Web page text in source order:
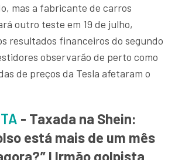
mas a fabricante de carros
outro teste em 19 de julho,
resultados financeiros do segundo
observarão de perto como
de preços da Tesla afetaram o
- Taxada na Shein:
está mais de um mês
I Irmão golpista